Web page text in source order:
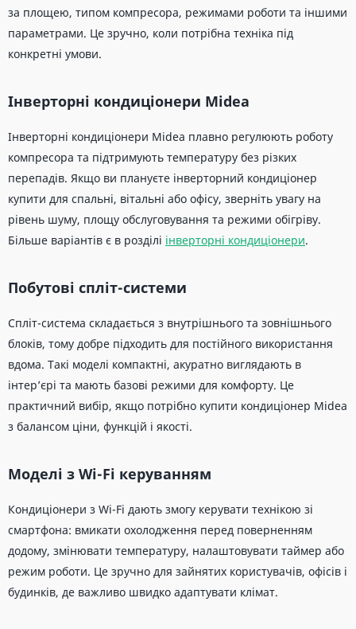
за площею, типом компресора, режимами роботи та іншими
параметрами. Це зручно, коли потрібна техніка під
конкретні умови.
Інверторні кондиціонери Midea
Інверторні кондиціонери Midea плавно регулюють роботу
компресора та підтримують температуру без різких
перепадів. Якщо ви плануєте інверторний кондиціонер
купити для спальні, вітальні або офісу, зверніть увагу на
рівень шуму, площу обслуговування та режими обігріву.
Більше варіантів є в розділі інверторні кондиціонери.
Побутові спліт-системи
Спліт-система складається з внутрішнього та зовнішнього
блоків, тому добре підходить для постійного використання
вдома. Такі моделі компактні, акуратно виглядають в
інтер’єрі та мають базові режими для комфорту. Це
практичний вибір, якщо потрібно купити кондиціонер Midea
з балансом ціни, функцій і якості.
Моделі з Wi-Fi керуванням
Кондиціонери з Wi-Fi дають змогу керувати технікою зі
смартфона: вмикати охолодження перед поверненням
додому, змінювати температуру, налаштовувати таймер або
режим роботи. Це зручно для зайнятих користувачів, офісів і
будинків, де важливо швидко адаптувати клімат.